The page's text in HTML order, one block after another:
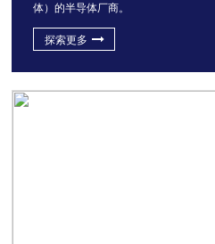
体）的半导体厂商。
探索更多